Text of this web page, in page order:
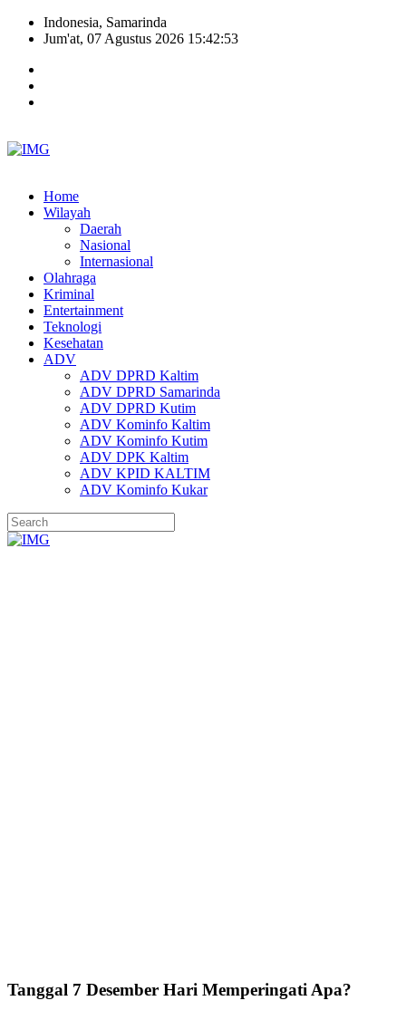
Indonesia, Samarinda
Jum'at, 07 Agustus 2026 15:42:54
Home
Wilayah
Daerah
Nasional
Internasional
Olahraga
Kriminal
Entertainment
Teknologi
Kesehatan
ADV
ADV DPRD Kaltim
ADV DPRD Samarinda
ADV DPRD Kutim
ADV Kominfo Kaltim
ADV Kominfo Kutim
ADV DPK Kaltim
ADV KPID KALTIM
ADV Kominfo Kukar
Tanggal 7 Desember Hari Memperingati Apa?